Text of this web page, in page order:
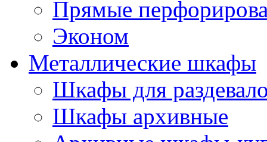
Прямые
Эконом
Металлические шкафы
Шкафы для
Шкафы архивные